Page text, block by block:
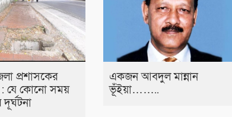
প্রশাসকের
: যে কোনো সময়
একজন আবদুল মান্নান
ভূঁইয়া……..